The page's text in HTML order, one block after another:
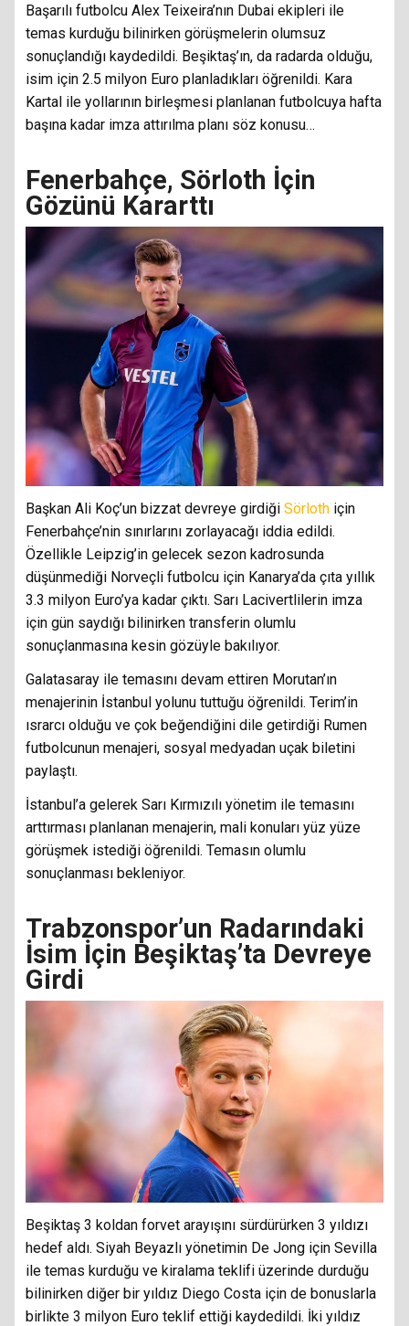
Başarılı futbolcu Alex Teixeira’nın Dubai ekipleri ile
temas kurduğu bilinirken görüşmelerin olumsuz
sonuçlandığı kaydedildi. Beşiktaş’ın, da radarda olduğu,
isim için 2.5 milyon Euro planladıkları öğrenildi. Kara
Kartal ile yollarının birleşmesi planlanan futbolcuya hafta
başına kadar imza attırılma planı söz konusu…
Fenerbahçe, Sörloth İçin
Gözünü Kararttı
Başkan Ali Koç’un bizzat devreye girdiği Sörloth için
Fenerbahçe’nin sınırlarını zorlayacağı iddia edildi.
Özellikle Leipzig’in gelecek sezon kadrosunda
düşünmediği Norveçli futbolcu için Kanarya’da çıta yıllık
3.3 milyon Euro’ya kadar çıktı. Sarı Lacivertlilerin imza
için gün saydığı bilinirken transferin olumlu
sonuçlanmasına kesin gözüyle bakılıyor.
Galatasaray ile temasını devam ettiren Morutan’ın
menajerinin İstanbul yolunu tuttuğu öğrenildi. Terim’in
ısrarcı olduğu ve çok beğendiğini dile getirdiği Rumen
futbolcunun menajeri, sosyal medyadan uçak biletini
paylaştı.
İstanbul’a gelerek Sarı Kırmızılı yönetim ile temasını
arttırması planlanan menajerin, mali konuları yüz yüze
görüşmek istediği öğrenildi. Temasın olumlu
sonuçlanması bekleniyor.
Trabzonspor’un Radarındaki
İsim İçin Beşiktaş’ta Devreye
Girdi
Beşiktaş 3 koldan forvet arayışını sürdürürken 3 yıldızı
hedef aldı. Siyah Beyazlı yönetimin De Jong için Sevilla
ile temas kurduğu ve kiralama teklifi üzerinde durduğu
bilinirken diğer bir yıldız Diego Costa için de bonuslarla
birlikte 3 milyon Euro teklif ettiği kaydedildi. İki yıldız